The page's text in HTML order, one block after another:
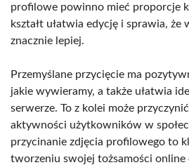
profilowe powinno mieć proporcje
kształt ułatwia edycję i sprawia, że
znacznie lepiej.
Przemyślane przycięcie ma
jakie wywieramy, a także ułatwia
serwerze. To z kolei może
aktywności użytkowników w
przycinanie zdjęcia profilowego to
tworzeniu swojej tożsamości online